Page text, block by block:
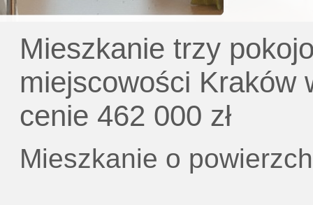
Gratis - Przedwstępna Umowa
Mieszkanie trzy
miejscowości Kraków
cenie 462 000 zł
Mieszkanie o